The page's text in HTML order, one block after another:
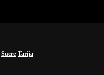
Sucre Tarija